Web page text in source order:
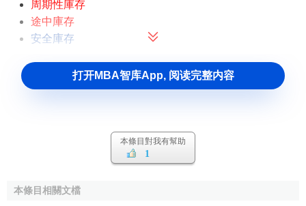
周期性庫存
途中庫存
安全庫存
打开MBA智库App, 阅读完整内容
本條目對我有幫助
1
本條目相關文檔